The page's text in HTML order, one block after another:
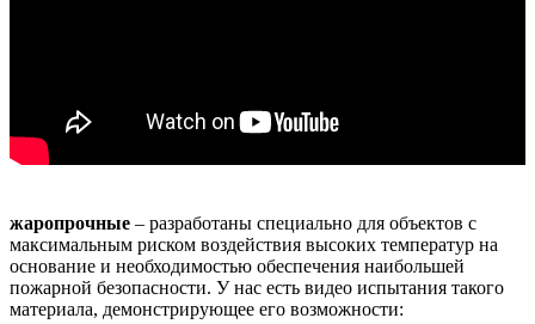
жаропрочные – разработаны специально для объектов с
максимальным риском воздействия высоких температур на
основание и необходимостью обеспечения наибольшей
пожарной безопасности. У нас есть видео испытания такого
материала, демонстрирующее его возможности: